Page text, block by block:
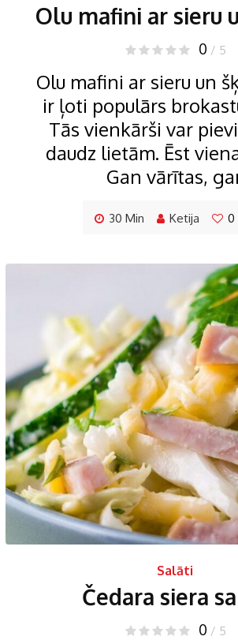
Olu mafini ar sieru
0 / 5
Olu mafini ar sieru un
ir ļoti populārs
Tās vienkārši var
daudz lietām. Ēst
Gan vārītas,
30 Min Ketija 0
Salāti
Čedara siera
0 / 5